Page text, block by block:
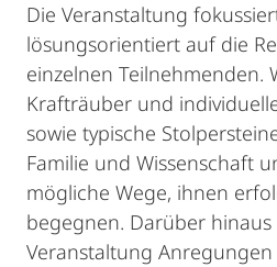
Die Veranstaltung
lösungsorientiert auf die
einzelnen Teilnehmenden.
Krafträuber und
sowie typische
Familie und Wissenschaft
mögliche Wege, ihnen
begegnen. Darüber
Veranstaltung